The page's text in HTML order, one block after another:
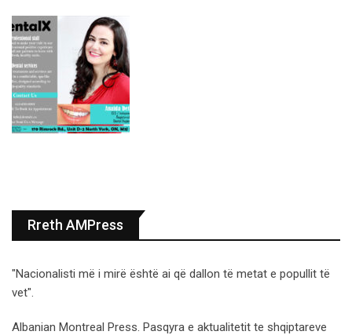
Rreth AMPress
"Nacionalisti më i mirë është ai që dallon të metat e popullit të
vet".
Albanian Montreal Press. Pasqyra e aktualitetit te shqiptareve